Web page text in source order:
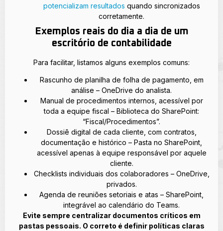
potencializam resultados quando sincronizados
corretamente.
Exemplos reais do dia a dia de um
escritório de contabilidade
Para facilitar, listamos alguns exemplos comuns:
Rascunho de planilha de folha de pagamento, em
análise – OneDrive do analista.
Manual de procedimentos internos, acessível por
toda a equipe fiscal – Biblioteca do SharePoint:
“Fiscal/Procedimentos”.
Dossiê digital de cada cliente, com contratos,
documentação e histórico – Pasta no SharePoint,
acessível apenas à equipe responsável por aquele
cliente.
Checklists individuais dos colaboradores – OneDrive,
privados.
Agenda de reuniões setoriais e atas – SharePoint,
integrável ao calendário do Teams.
Evite sempre centralizar documentos críticos em
pastas pessoais. O correto é definir políticas claras